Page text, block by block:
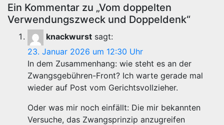
Ein Kommentar zu „Vom doppelten
Verwendungszweck und Doppeldenk“
knackwurst sagt:
23. Januar 2026 um 12:30 Uhr
In dem Zusammenhang: wie steht es an der
Zwangsgebühren-Front? Ich warte gerade mal
wieder auf Post vom Gerichtsvollzieher.
Oder was mir noch einfällt: Die mir bekannten
Versuche, das Zwangsprinzip anzugreifen